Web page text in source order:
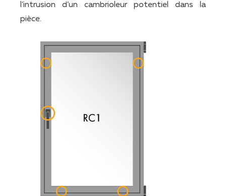
l’intrusion d’un cambrioleur potentiel dans la
pièce.